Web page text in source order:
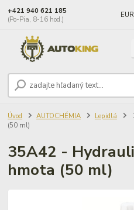
EUR
+421 940 621 185
(Po-Pia, 8-16 hod.)
Úvod AUTOCHÉMIA Lepidlá
(50 ml)
35A42 -
hmota (50 ml)